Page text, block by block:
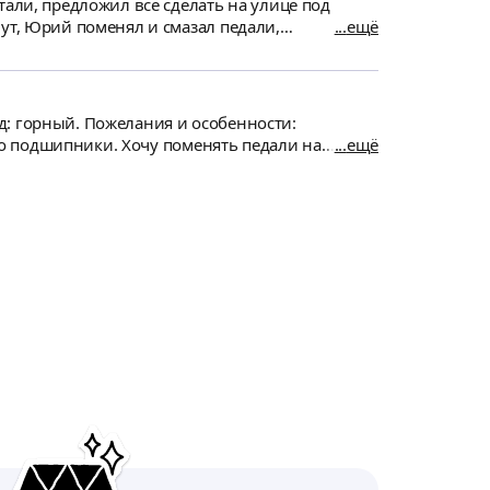
я заказал, будем менять. Спасибо!!
ещё
горный. Пожелания и особенности:
подшипники. Хочу поменять педали на
ещё